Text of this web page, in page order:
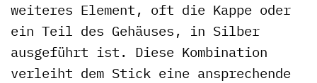
weiteres Element, oft die Kappe oder
ein Teil des Gehäuses, in Silber
ausgeführt ist. Diese Kombination
verleiht dem Stick eine ansprechende